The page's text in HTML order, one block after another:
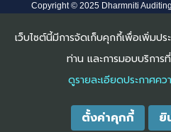
Copyright © 2025 Dharmniti
เว็บไซต์นี้มีการจัดเก็บคุกกี้เพื่อเพิ่มปร
ท่าน และการมอบบริการ
ดูรายละเอียดประกาศค
ตั้งค่าคุกกี้ ยิ